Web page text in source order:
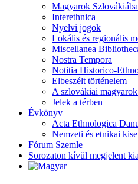
Magyarok
Interethnica
Nyelvi jogok
Lokális és regionális
Miscellanea
Nostra Tempora
Notitia Historico-
Elbeszélt történelem
A szlovákiai
Jelek a térben
Évkönyv
Acta Ethnologica
Nemzeti és etnikai
Fórum Szemle
Sorozaton kívül megjelent